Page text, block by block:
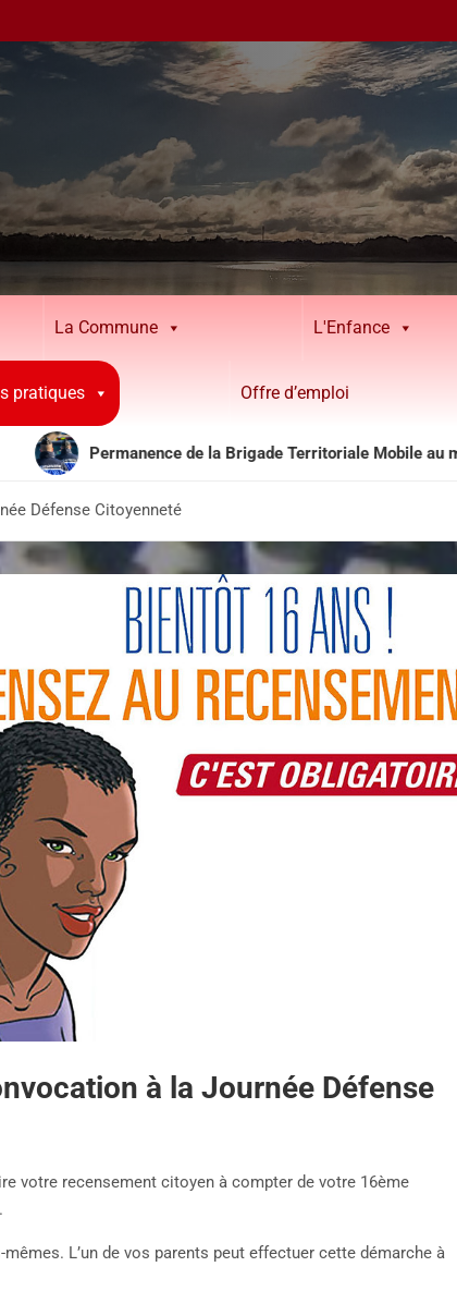
La Commune L'Enfance
pratiques Offre d’emploi
Permanence de la Brigade Territoriale Mobile au mois d’août
Défense Citoyenneté
à la Journée Défense
votre recensement citoyen à compter de votre 16ème
L’un de vos parents peut effectuer cette démarche à